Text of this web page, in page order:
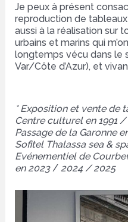
Je peux à présent
reproduction de
aussi à la réalisation sur
urbains et marins qui
longtemps vécu dans le
Var/Côte d’Azur), et
* Exposition et vente de
Centre culturel en 1991 /
Passage de la Garonne
Sofitel Thalassa sea &
Evénementiel de
en 2023/ 2024 / 2025